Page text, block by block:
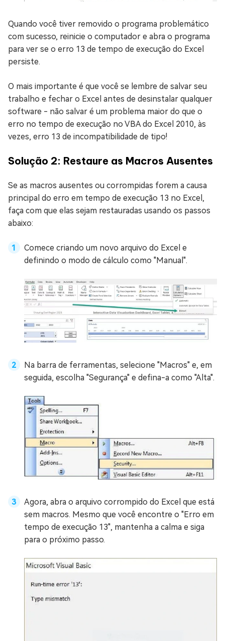
Quando você tiver removido o programa problemático
com sucesso, reinicie o computador e abra o programa
para ver se o erro 13 de tempo de execução do Excel
persiste.
O mais importante é que você se lembre de salvar seu
trabalho e fechar o Excel antes de desinstalar qualquer
software - não salvar é um problema maior do que o
erro no tempo de execução no VBA do Excel 2010, às
vezes, erro 13 de incompatibilidade de tipo!
Solução 2: Restaure as Macros Ausentes
Se as macros ausentes ou corrompidas forem a causa
principal do erro em tempo de execução 13 no Excel,
faça com que elas sejam restauradas usando os passos
abaixo:
Comece criando um novo arquivo do Excel e
definindo o modo de cálculo como "Manual".
Na barra de ferramentas, selecione "Macros" e, em
seguida, escolha "Segurança" e defina-a como "Alta".
Agora, abra o arquivo corrompido do Excel que está
sem macros. Mesmo que você encontre o "Erro em
tempo de execução 13", mantenha a calma e siga
para o próximo passo.